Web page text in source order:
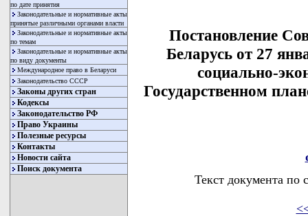
по дате принятия
Законодательные и нормативные акты
принятые различными органами власти
Законодательные и нормативные акты
по темам
Законодательные и нормативные акты
по виду документы
Международное право в Беларуси
Законодательство СССР
Законы других стран
Кодексы
Законодательство РФ
Право Украины
Полезные ресурсы
Контакты
Новости сайта
Поиск документа
Постановление
Беларусь от 27
социально-
Государственном
Текст документа по